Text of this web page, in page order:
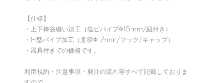
【仕様】
・上下棒袋縫い加工（塩ビパイプΦ15mm/紐付き）
・H型パイプ加工（直径Φ17mm/フック/キャップ）
・器具付きでの価格です。
利用規約・注意事項・発注の流れ等すべて記載しておりま